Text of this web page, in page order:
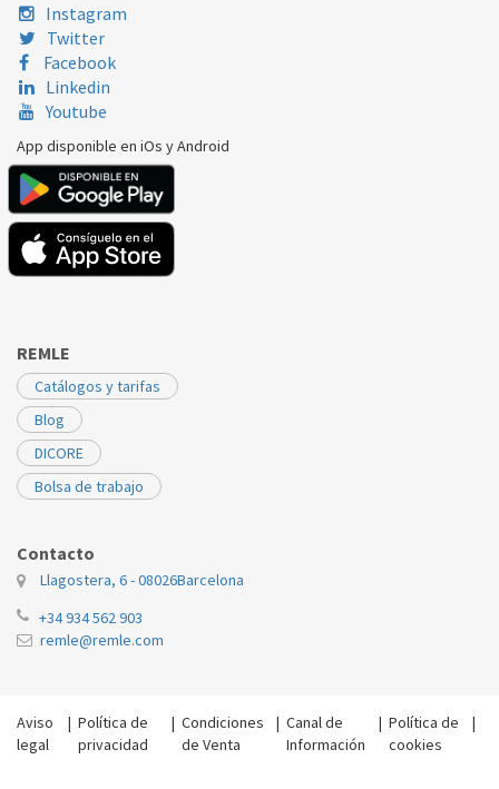
Instagram
Twitter
Facebook
Linkedin
Youtube
App disponible en iOs y Android
REMLE
Catálogos y tarifas
Blog
DICORE
Bolsa de trabajo
Contacto
Llagostera, 6 - 08026Barcelona
+34 934 562 903
remle@remle.com
Aviso
legal
| Política de
privacidad
|Condiciones
de Venta
|Canal de
Información
| Política de
cookies
|